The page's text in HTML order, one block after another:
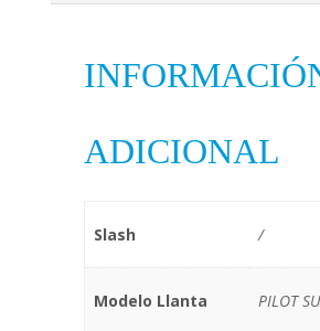
ADICIONAL
Slash /
Modelo Llanta PILOT